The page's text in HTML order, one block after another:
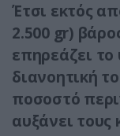
Έτσι εκτός
2.500 gr)
επηρεάζει
διανοητική
ποσοστό
αυξάνει τους